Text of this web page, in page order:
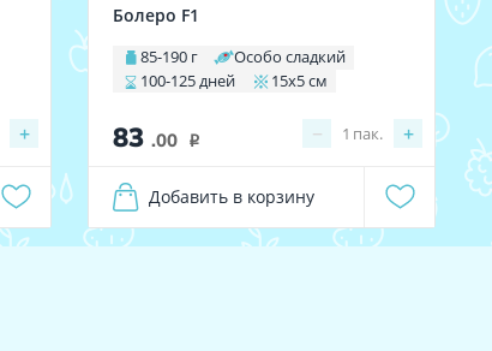
+
Болеро F1
85-190 г
Особо сладкий
100-125 дней
15х5 см
83 .00 i − +
1 пак.
Добавить в корзину